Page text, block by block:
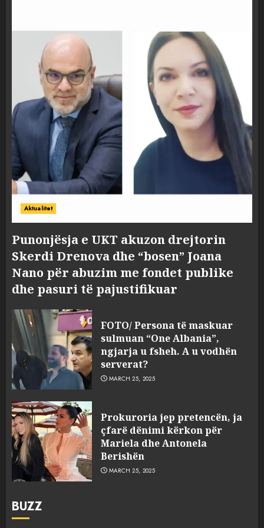
Aktualitet
Punonjësja e UKT akuzon drejtorin
Skerdi Drenova dhe “bosen” Joana
Nano për abuzim me fondet publike
dhe pasuri të pajustifikuar
FOTO/ Persona të maskuar
sulmuan “One Albania”,
ngjarja u fsheh. A u vodhën
serverat?
MARCH 25, 2025
Prokuroria jep pretencën, ja
çfarë dënimi kërkon për
Mariela dhe Antonela
Berishën
MARCH 25, 2025
BUZZ